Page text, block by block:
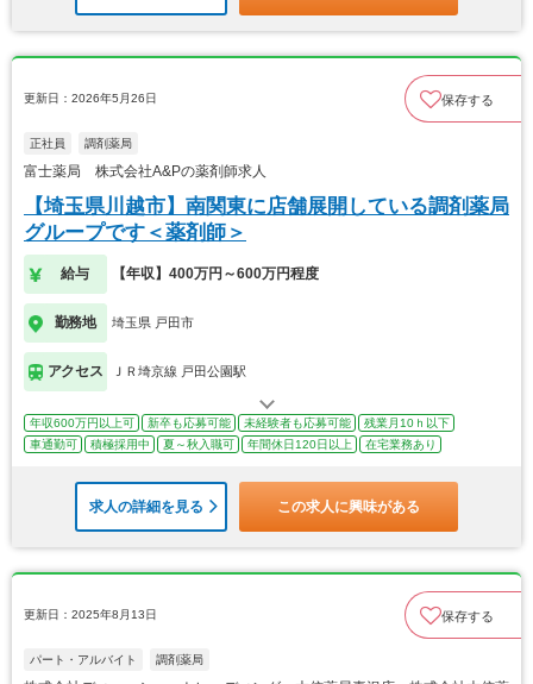
更新日：2026年5月26日 保存する
正社員 調剤薬局
富士薬局 株式会社A&Pの薬剤師求人
【埼玉県川越市】南関東に店舗展開している調剤薬局
グループです＜薬剤師＞
給与 【年収】400万円～600万円程度
勤務地 埼玉県 戸田市
アクセス ＪＲ埼京線 戸田公園駅
年収600万円以上可 新卒も応募可能 未経験者も応募可能
残業月10ｈ以下
車通勤可
積極採用中 夏～秋入職可 年間休日120日以上 在宅業務あり
求人の詳細を見る この求人に興味がある
更新日：2025年8月13日 保存する
パート・アルバイト 調剤薬局